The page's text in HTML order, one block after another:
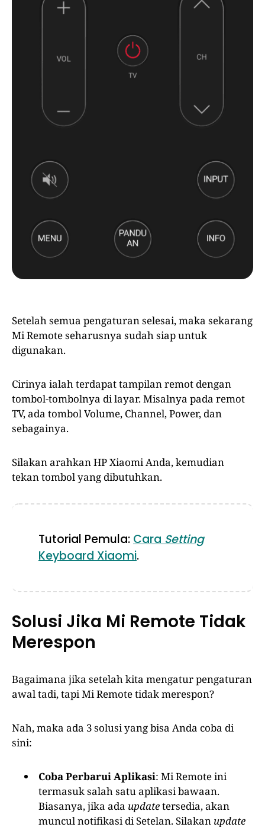
Setelah semua pengaturan selesai, maka sekarang
Mi Remote seharusnya sudah siap untuk
digunakan.
Cirinya ialah terdapat tampilan remot dengan
tombol-tombolnya di layar. Misalnya pada remot
TV, ada tombol Volume, Channel, Power, dan
sebagainya.
Silakan arahkan HP Xiaomi Anda, kemudian
tekan tombol yang dibutuhkan.
Tutorial Pemula: Cara Setting
Keyboard Xiaomi.
Solusi Jika Mi Remote Tidak
Merespon
Bagaimana jika setelah kita mengatur pengaturan
awal tadi, tapi Mi Remote tidak merespon?
Nah, maka ada 3 solusi yang bisa Anda coba di
sini:
Coba Perbarui Aplikasi: Mi Remote ini
termasuk salah satu aplikasi bawaan.
Biasanya, jika ada updatetersedia, akan
muncul notifikasi di Setelan. Silakan update